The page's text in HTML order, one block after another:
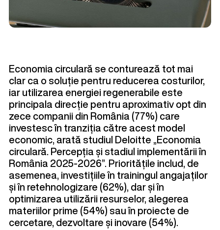
Economia circulară se conturează tot mai
clar ca o soluție pentru reducerea costurilor,
iar utilizarea energiei regenerabile este
principala direcție pentru aproximativ opt din
zece companii din România (77%) care
investesc în tranziția către acest model
economic, arată studiul Deloitte „Economia
circulară. Percepția și stadiul implementării în
România 2025-2026”. Prioritățile includ, de
asemenea, investițiile în trainingul angajaților
și în retehnologizare (62%), dar și în
optimizarea utilizării resurselor, alegerea
materiilor prime (54%) sau în proiecte de
cercetare, dezvoltare și inovare (54%).